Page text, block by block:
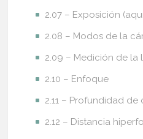
2.07 – Exposición
2.08 – Modos de la
2.09 – Medición de la
2.10 – Enfoque
2.11 – Profundidad de
2.12 – Distancia